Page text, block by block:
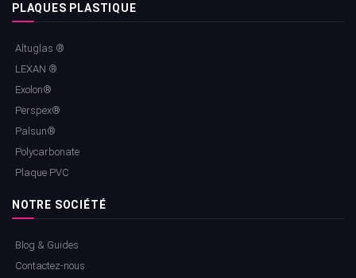
PLAQUES PLASTIQUE
Altuglas ®
LEXAN ®
Exolon®
Perspex®
Palsun®
Polycarbonate
Plaque PVC
NOTRE SOCIÉTÉ
Blog & Guides
Contactez-nous